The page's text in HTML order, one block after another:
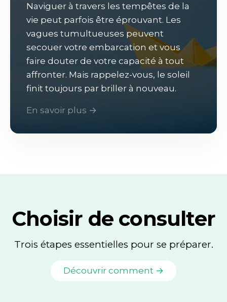
Naviguer à travers les tempêtes de la
vie peut parfois être éprouvant. Les
vagues tumultueuses peuvent
secouer votre embarcation et vous
faire douter de votre capacité à tout
affronter. Mais rappelez-vous, le soleil
finit toujours par briller à nouveau.
En savoir plus →
Choisir de consulter
Trois étapes essentielles pour se préparer.
Découvrir comment →